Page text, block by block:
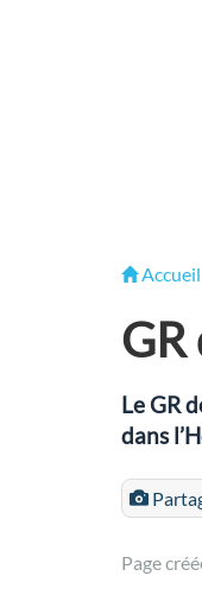
Accueil
GR
Le GR
dans
Page